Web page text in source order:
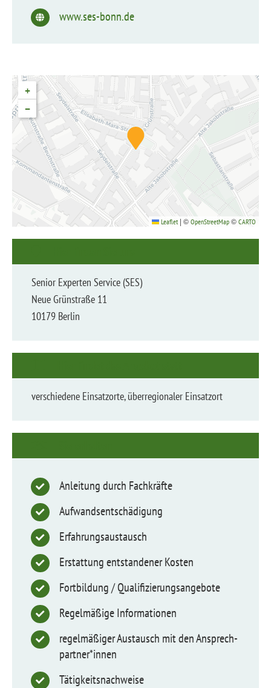
www.ses-bonn.de
+
−
Leaflet | © OpenStreetMap © CARTO
Senior Experten Service (SES)
Neue Grünstraße 11
10179 Berlin
verschiedene Einsatzorte, überre­gionaler Einsatzort
Anleitung durch Fachkräfte
Aufwands­ent­schä­digung
Erfahrungs­aus­tausch
Erstattung entstandener Kosten
Fortbildung / Qualifi­zie­rungs­an­gebote
Regelmäßige Informa­tionen
regelmäßiger Austausch mit den Ansprech­
partner*innen
Tätigkeits­nachweise